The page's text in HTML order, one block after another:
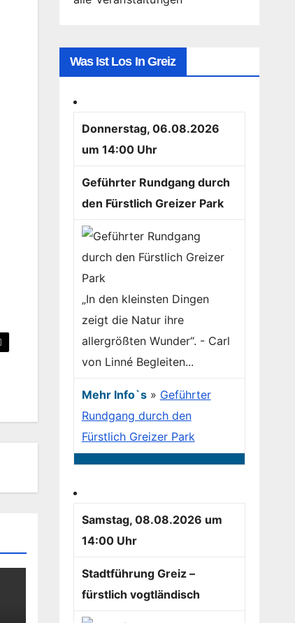
Was Ist Los In Greiz
Donnerstag, 06.08.2026
um 14:00 Uhr
Geführter Rundgang durch
den Fürstlich Greizer Park
„In den kleinsten Dingen
zeigt die Natur ihre
allergrößten Wunder“. - Carl
von Linné Begleiten...
Mehr Info`s» Geführter
Rundgang durch den
Fürstlich Greizer Park
Samstag, 08.08.2026 um
14:00 Uhr
Stadtführung Greiz –
fürstlich vogtländisch